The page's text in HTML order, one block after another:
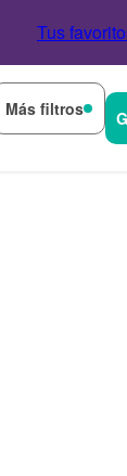
Tus
Más filtros